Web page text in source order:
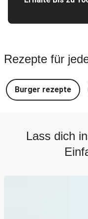
Rezepte für
Burger rezepte
Lass dich